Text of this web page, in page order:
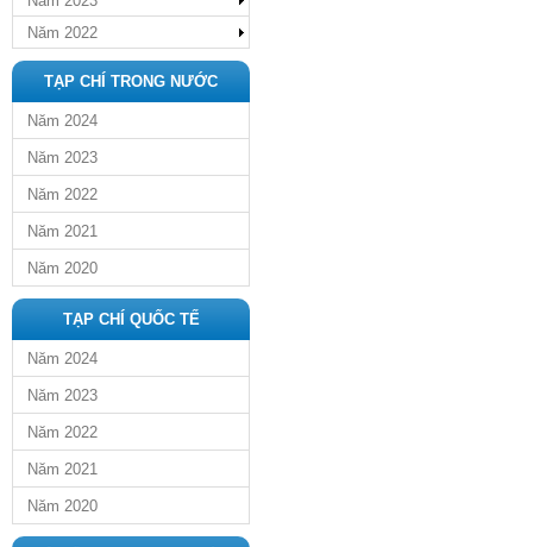
Năm 2022
TẠP CHÍ TRONG NƯỚC
Năm 2024
Năm 2023
Năm 2022
Năm 2021
Năm 2020
TẠP CHÍ QUỐC TẾ
Năm 2024
Năm 2023
Năm 2022
Năm 2021
Năm 2020